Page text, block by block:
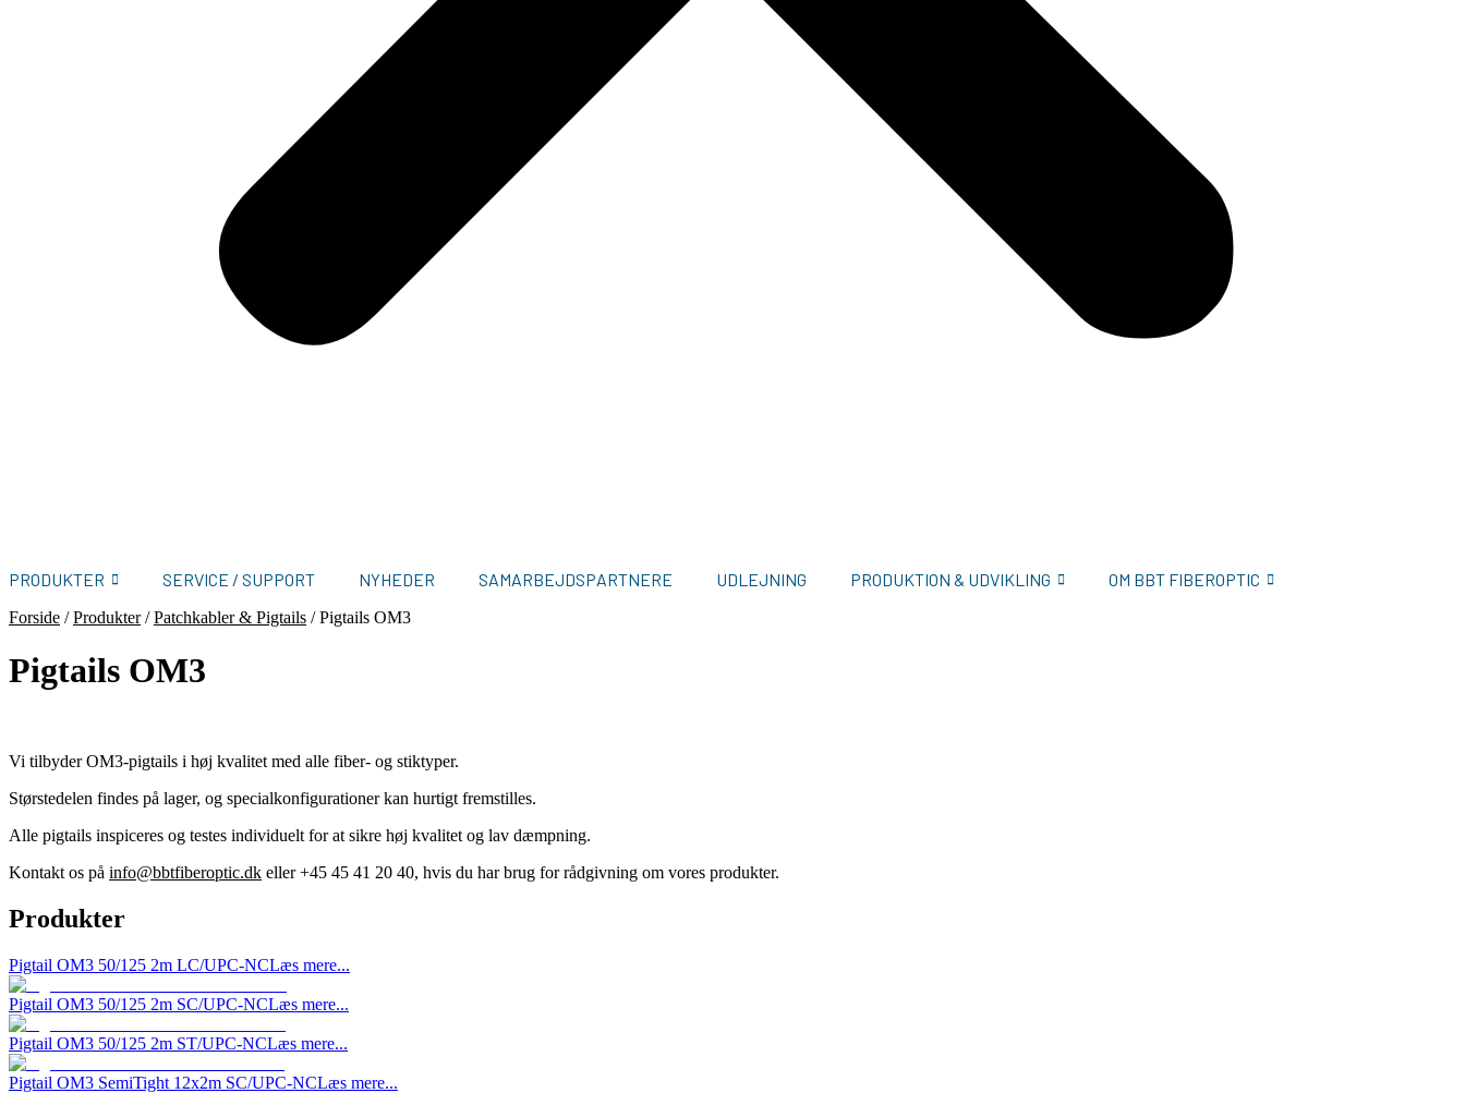
PRODUKTER SERVICE / SUPPORT NYHEDER SAMARBEJDSPARTNERE UDLEJNING PRODUKTION & UDVIKLING OM BBT FIBEROPTIC
Forside /Produkter/Patchkabler & Pigtails /Pigtails OM3
Pigtails OM3
Vi tilbyder OM3-pigtails i høj kvalitet med alle fiber- og stiktyper.
Størstedelen findes på lager, og specialkonfigurationer kan hurtigt fremstilles.
Alle pigtails inspiceres og testes individuelt for at sikre høj kvalitet og lav dæmpning.
Kontakt os på info@bbtfiberoptic.dk eller +45 45 41 20 40, hvis du har brug for rådgivning om vores produkter.
Produkter
Pigtail OM3 50/125 2m LC/UPC-NCLæs mere...
Pigtail OM3 50/125 2m SC/UPC-NCLæs mere...
Pigtail OM3 50/125 2m ST/UPC-NCLæs mere...
Pigtail OM3 SemiTight 12x2m SC/UPC-NCLæs mere...